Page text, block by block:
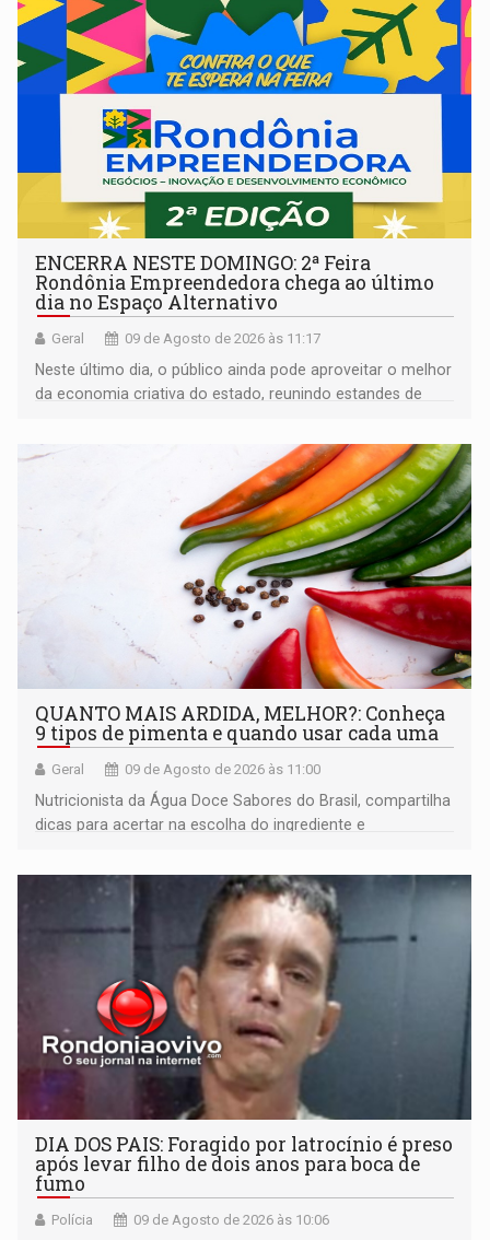
ENCERRA NESTE DOMINGO: 2ª Feira
Rondônia Empreendedora chega ao último
dia no Espaço Alternativo
Geral 09 de Agosto de 2026 às 11:17
Neste último dia, o público ainda pode aproveitar o melhor
da economia criativa do estado, reunindo estandes de
QUANTO MAIS ARDIDA, MELHOR?: Conheça
9 tipos de pimenta e quando usar cada uma
Geral 09 de Agosto de 2026 às 11:00
Nutricionista da Água Doce Sabores do Brasil, compartilha
dicas para acertar na escolha do ingrediente e
DIA DOS PAIS: Foragido por latrocínio é preso
após levar filho de dois anos para boca de
fumo
Polícia 09 de Agosto de 2026 às 10:06